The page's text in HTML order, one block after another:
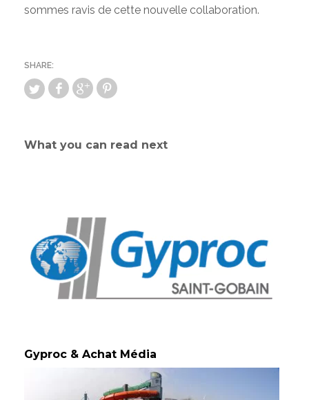
sommes ravis de cette nouvelle collaboration.
What you can read next
Gyproc & Achat Média